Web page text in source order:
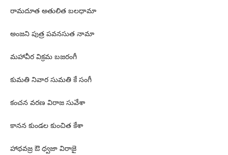
రామదూత అతులిత బలధామా
అంజని పుత్ర పవనసుత నామా
మహావీర విక్రమ బజరంగీ
కుమతి నివార సుమతి కే సంగీ
కంచన వరణ విరాజ సువేశా
కానన కుండల కుంచిత కేశా
హాథవజ్ర ఔ ధ్వజా విరాజై